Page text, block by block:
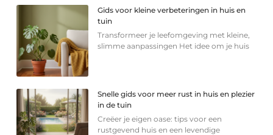
Gids voor kleine verbeteringen in huis en
tuin
Transformeer je leefomgeving met kleine,
slimme aanpassingen Het idee om je huis
Snelle gids voor meer rust in huis en plezier
in de tuin
Creëer je eigen oase: tips voor een
rustgevend huis en een levendige